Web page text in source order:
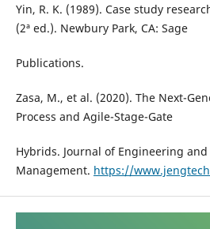
Yin, R. K. (1989). Case study
(2ª ed.). Newbury Park, CA: Sage
Publications.
Zasa, M., et al. (2020). The Next-
Process and Agile-Stage-Gate
Hybrids. Journal of Engineering
Management. https://